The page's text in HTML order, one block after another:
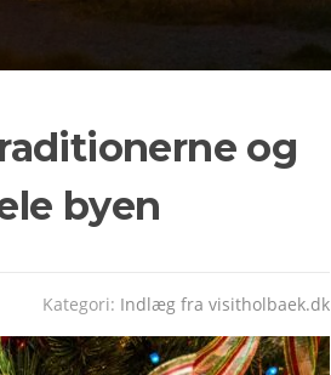
og
byen
Kategori: Indlæg fra visitholbaek.dk